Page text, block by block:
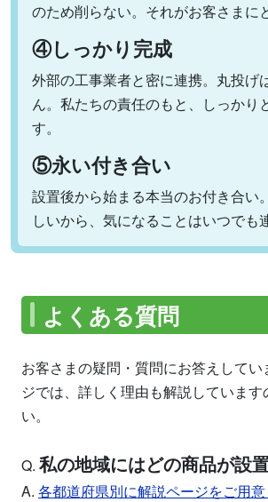
のため削らない。それがお客さまに
④しっかり完成
外部の工事業者と密に連携。丸投げ
ん。私たちの責任のもと、しっかり
す。
⑤永い付き合い
設置後から始まる本当のお付き合い
しいから、気になることはいつでも
よくある質問
お客さまの疑問・質問にお答えして
ジでは、詳しく理由も解説しています
い。
Q. 私の地域にはどの商品が設
A. 各都道府県別に解説ページをご用意